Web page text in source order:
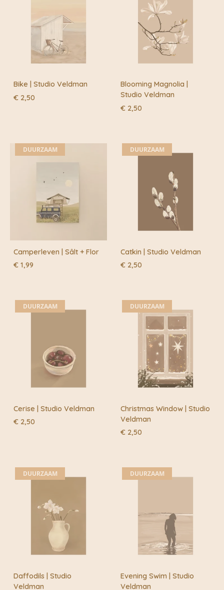
Bike | Studio Veldman
€ 2,50
Blooming Magnolia |
Studio Veldman
€ 2,50
DUURZAAM
Camperleven | Sâlt + Flor
€ 1,99
DUURZAAM
Catkin | Studio Veldman
€ 2,50
DUURZAAM
Cerise | Studio Veldman
€ 2,50
DUURZAAM
Christmas Window | Studio
Veldman
€ 2,50
DUURZAAM
Daffodils | Studio
Veldman
DUURZAAM
Evening Swim | Studio
Veldman